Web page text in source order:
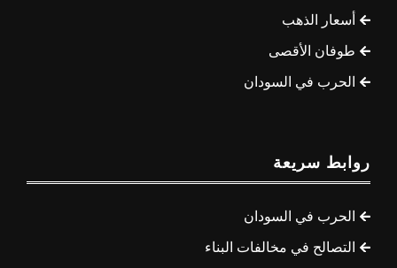
أسعار الذهب
طوفان الأقصى
الحرب في السودان
روابط سريعة
الحرب في السودان
التصالح في مخالفات البناء